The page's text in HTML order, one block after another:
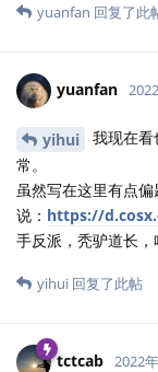
yuanfan 回复了此
yuanfan
yihui
我现在
常。
虽然写在这里有点
说： https://
手反派，秃驴道长，
yihui 回复了此帖
tctcab 2022